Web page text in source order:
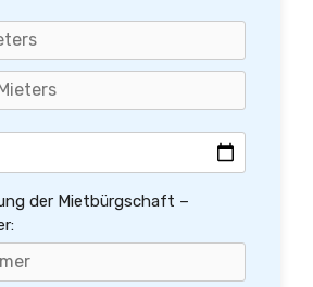
der Mietbürgschaft –